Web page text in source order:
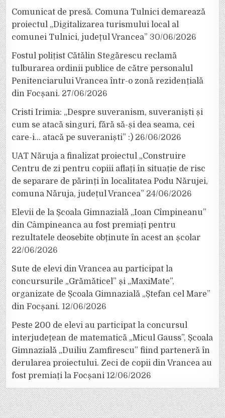
Comunicat de presă. Comuna Tulnici demarează
proiectul „Digitalizarea turismului local al
comunei Tulnici, județul Vrancea” 30/06/2026
Fostul polițist Cătălin Stegărescu reclamă
tulburarea ordinii publice de către personalul
Penitenciarului Vrancea într-o zonă rezidențială
din Focșani. 27/06/2026
Cristi Irimia: „Despre suveranism, suveraniști și
cum se atacă singuri, fără să-și dea seama, cei
care-i… atacă pe suveraniști” :) 26/06/2026
UAT Năruja a finalizat proiectul „Construire
Centru de zi pentru copiii aflați în situație de risc
de separare de părinți în localitatea Podu Nărujei,
comuna Năruja, județul Vrancea” 24/06/2026
Elevii de la Școala Gimnazială „Ioan Cîmpineanu”
din Câmpineanca au fost premiați pentru
rezultatele deosebite obținute în acest an școlar
22/06/2026
Sute de elevi din Vrancea au participat la
concursurile „Grămăticel” și „MaxiMate”,
organizate de Școala Gimnazială „Ștefan cel Mare”
din Focșani. 12/06/2026
Peste 200 de elevi au participat la concursul
interjudețean de matematică „Micul Gauss”, Școala
Gimnazială „Duiliu Zamfirescu” fiind parteneră în
derularea proiectului. Zeci de copii din Vrancea au
fost premiați la Focșani 12/06/2026